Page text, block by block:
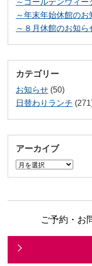
～ゴールデンウィー
～年末年始休館のお
～８月休館のお知ら
カテゴリー
お知らせ (50)
日替わりランチ
アーカイブ
ア
ー
ご予約・お